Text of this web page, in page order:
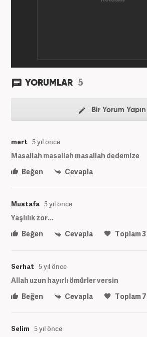
YORUMLAR 5
Bir Yorum Yapın
mert 5 yıl önce
Masallah masallah masallah dedemize
Beğen
Cevapla
Mustafa 5 yıl önce
Yaşlılık zor...
Beğen
Cevapla Toplam3
Serhat 5 yıl önce
Allah uzun hayırlı ömürler versin
Beğen
Cevapla Toplam7
Selim 5 yıl önce